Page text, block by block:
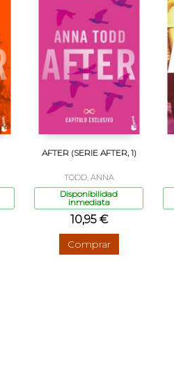
AFTER (SERIE AFTER, 1)
TODD, ANNA
Disponibilidad
inmediata
10,95 €
Comprar